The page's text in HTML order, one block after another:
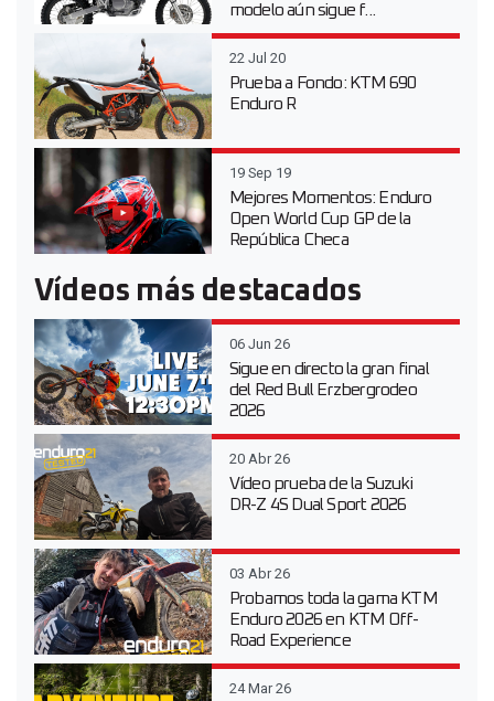
modelo aún sigue f...
22 Jul 20
Prueba a Fondo: KTM 690
Enduro R
19 Sep 19
Mejores Momentos: Enduro
Open World Cup GP de la
República Checa
Vídeos más destacados
06 Jun 26
Sigue en directo la gran final
del Red Bull Erzbergrodeo
2026
20 Abr 26
Vídeo prueba de la Suzuki
DR-Z 4S Dual Sport 2026
03 Abr 26
Probamos toda la gama KTM
Enduro 2026 en KTM Off-
Road Experience
24 Mar 26